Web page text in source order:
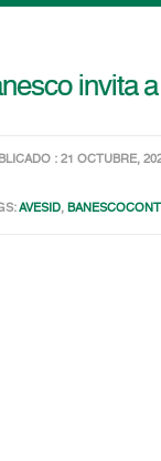
invita
: 21 OCTUBRE,
AVESID,